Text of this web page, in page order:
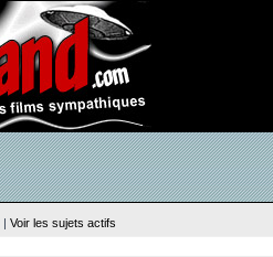
| Voir les sujets actifs